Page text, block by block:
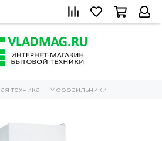
техника Морозильники